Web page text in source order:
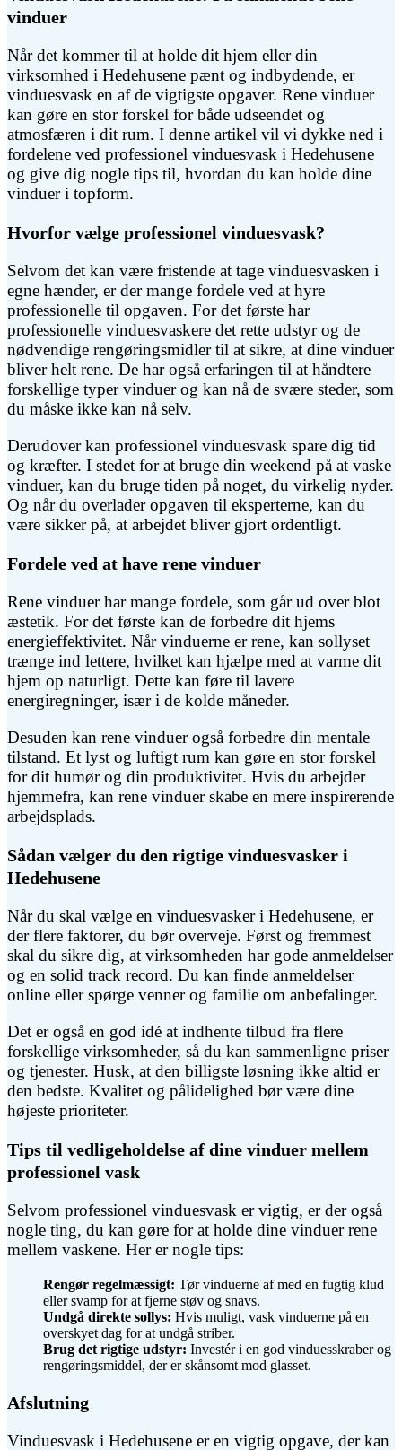
vinduer
Når det kommer til at holde dit hjem eller din
virksomhed i Hedehusene pænt og indbydende, er
vinduesvask en af de vigtigste opgaver. Rene vinduer
kan gøre en stor forskel for både udseendet og
atmosfæren i dit rum. I denne artikel vil vi dykke ned i
fordelene ved professionel vinduesvask i Hedehusene
og give dig nogle tips til, hvordan du kan holde dine
vinduer i topform.
Hvorfor vælge professionel vinduesvask?
Selvom det kan være fristende at tage vinduesvasken i
egne hænder, er der mange fordele ved at hyre
professionelle til opgaven. For det første har
professionelle vinduesvaskere det rette udstyr og de
nødvendige rengøringsmidler til at sikre, at dine vinduer
bliver helt rene. De har også erfaringen til at håndtere
forskellige typer vinduer og kan nå de svære steder, som
du måske ikke kan nå selv.
Derudover kan professionel vinduesvask spare dig tid
og kræfter. I stedet for at bruge din weekend på at vaske
vinduer, kan du bruge tiden på noget, du virkelig nyder.
Og når du overlader opgaven til eksperterne, kan du
være sikker på, at arbejdet bliver gjort ordentligt.
Fordele ved at have rene vinduer
Rene vinduer har mange fordele, som går ud over blot
æstetik. For det første kan de forbedre dit hjems
energieffektivitet. Når vinduerne er rene, kan sollyset
trænge ind lettere, hvilket kan hjælpe med at varme dit
hjem op naturligt. Dette kan føre til lavere
energiregninger, især i de kolde måneder.
Desuden kan rene vinduer også forbedre din mentale
tilstand. Et lyst og luftigt rum kan gøre en stor forskel
for dit humør og din produktivitet. Hvis du arbejder
hjemmefra, kan rene vinduer skabe en mere inspirerende
arbejdsplads.
Sådan vælger du den rigtige vinduesvasker i
Hedehusene
Når du skal vælge en vinduesvasker i Hedehusene, er
der flere faktorer, du bør overveje. Først og fremmest
skal du sikre dig, at virksomheden har gode anmeldelser
og en solid track record. Du kan finde anmeldelser
online eller spørge venner og familie om anbefalinger.
Det er også en god idé at indhente tilbud fra flere
forskellige virksomheder, så du kan sammenligne priser
og tjenester. Husk, at den billigste løsning ikke altid er
den bedste. Kvalitet og pålidelighed bør være dine
højeste prioriteter.
Tips til vedligeholdelse af dine vinduer mellem
professionel vask
Selvom professionel vinduesvask er vigtig, er der også
nogle ting, du kan gøre for at holde dine vinduer rene
mellem vaskene. Her er nogle tips:
Rengør regelmæssigt: Tør vinduerne af med en fugtig klud
eller svamp for at fjerne støv og snavs.
Undgå direkte sollys: Hvis muligt, vask vinduerne på en
overskyet dag for at undgå striber.
Brug det rigtige udstyr: Investér i en god vinduesskraber og
rengøringsmiddel, der er skånsomt mod glasset.
Afslutning
Vinduesvask i Hedehusene er en vigtig opgave, der kan